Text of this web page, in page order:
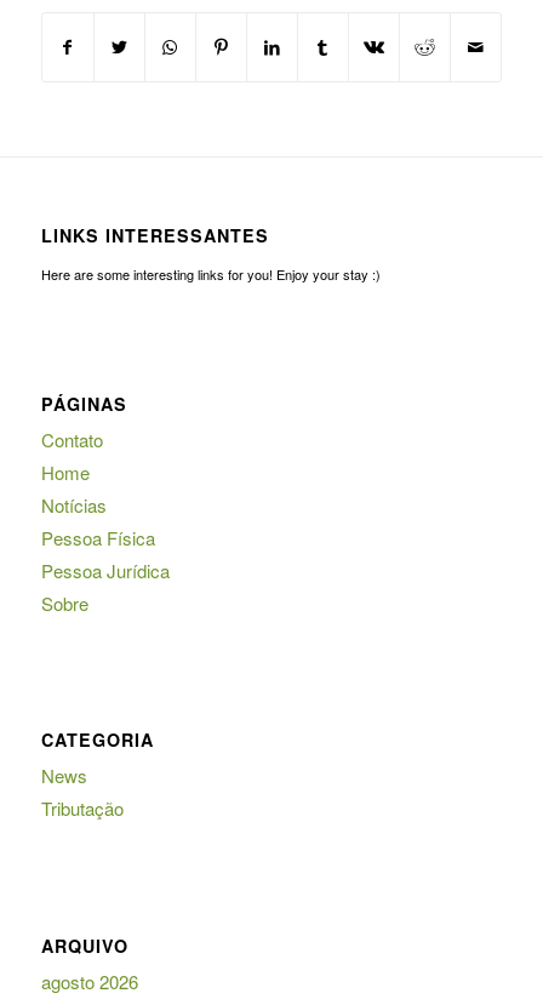
LINKS INTERESSANTES
Here are some interesting links for you! Enjoy your stay :)
PÁGINAS
Contato
Home
Notícias
Pessoa Física
Pessoa Jurídica
Sobre
CATEGORIA
News
Tributação
ARQUIVO
agosto 2026